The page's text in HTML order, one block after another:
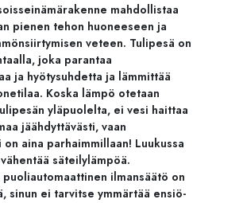
mahdollistaa
pienen tehon huoneeseen ja
veteen. Tulipesä on
joka parantaa
ja hyötysuhdetta ja lämmittää
Koska lämpö otetaan
yläpuolelta, ei vesi haittaa
jäähdyttävästi, vaan
aina parhaimmillaan! Luukussa
säteilylämpöä.
ilmansäätö on
sinun ei tarvitse ymmärtää ensiö-